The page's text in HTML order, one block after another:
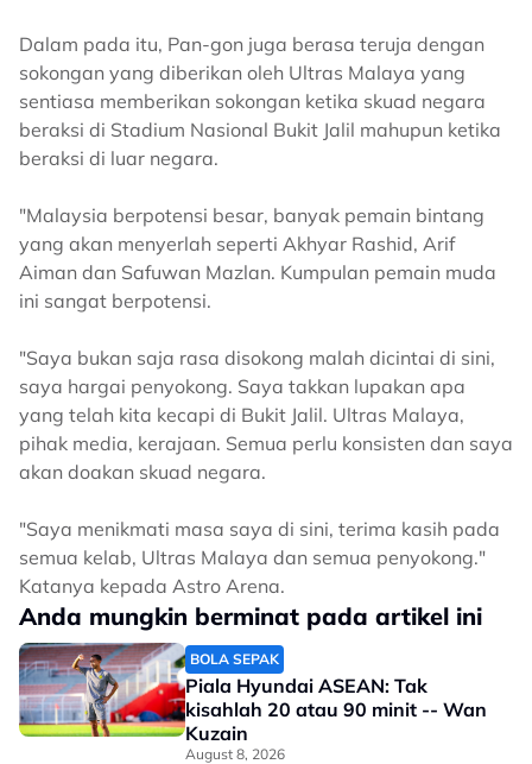
Dalam pada itu, Pan-gon juga berasa teruja dengan
sokongan yang diberikan oleh Ultras Malaya yang
sentiasa memberikan sokongan ketika skuad negara
beraksi di Stadium Nasional Bukit Jalil mahupun ketika
beraksi di luar negara.
"Malaysia berpotensi besar, banyak pemain bintang
yang akan menyerlah seperti Akhyar Rashid, Arif
Aiman dan Safuwan Mazlan. Kumpulan pemain muda
ini sangat berpotensi.
"Saya bukan saja rasa disokong malah dicintai di sini,
saya hargai penyokong. Saya takkan lupakan apa
yang telah kita kecapi di Bukit Jalil. Ultras Malaya,
pihak media, kerajaan. Semua perlu konsisten dan saya
akan doakan skuad negara.
"Saya menikmati masa saya di sini, terima kasih pada
semua kelab, Ultras Malaya dan semua penyokong."
Katanya kepada Astro Arena.
Anda mungkin berminat pada artikel ini
BOLA SEPAK
Piala Hyundai ASEAN: Tak
kisahlah 20 atau 90 minit -- Wan
Kuzain
August 8, 2026